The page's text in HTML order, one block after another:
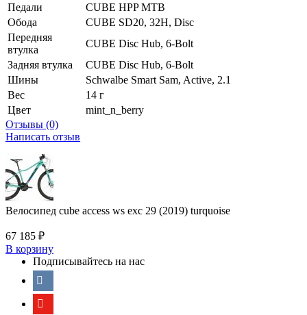
Педали
CUBE HPP MTB
Обода
CUBE SD20, 32H, Disc
Передняя
втулка
CUBE Disc Hub, 6-Bolt
Задняя втулка
CUBE Disc Hub, 6-Bolt
Шины
Schwalbe Smart Sam, Active, 2.1
Вес
14 г
Цвет
mint_n_berry
Отзывы (0)
Написать отзыв
Велосипед cube access ws exc 29 (2019) turquoise
67 185 ₽
В корзину
Подписывайтесь на нас